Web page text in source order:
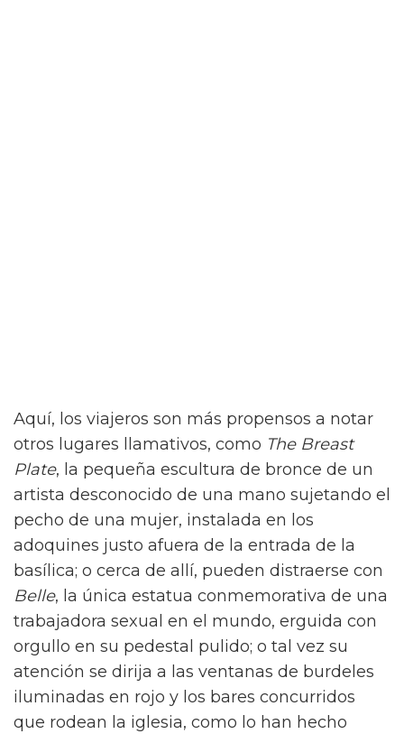
Aquí, los viajeros son más propensos a notar
otros lugares llamativos, como The Breast
Plate, la pequeña escultura de bronce de un
artista desconocido de una mano sujetando el
pecho de una mujer, instalada en los
adoquines justo afuera de la entrada de la
basílica; o cerca de allí, pueden distraerse con
Belle, la única estatua conmemorativa de una
trabajadora sexual en el mundo, erguida con
orgullo en su pedestal pulido; o tal vez su
atención se dirija a las ventanas de burdeles
iluminadas en rojo y los bares concurridos
que rodean la iglesia, como lo han hecho